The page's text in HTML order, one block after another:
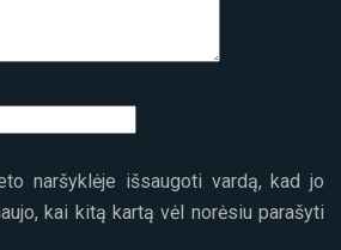
naršyklėje išsaugoti vardą, kad jo
kai kitą kartą vėl norėsiu parašyti